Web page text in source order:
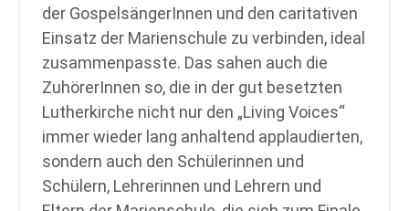
der GospelsängerInnen und den caritativen
Einsatz der Marienschule zu verbinden, ideal
zusammenpasste. Das sahen auch die
ZuhörerInnen so, die in der gut besetzten
Lutherkirche nicht nur den „Living Voices“
immer wieder lang anhaltend applaudierten,
sondern auch den Schülerinnen und
Schülern, Lehrerinnen und Lehrern und